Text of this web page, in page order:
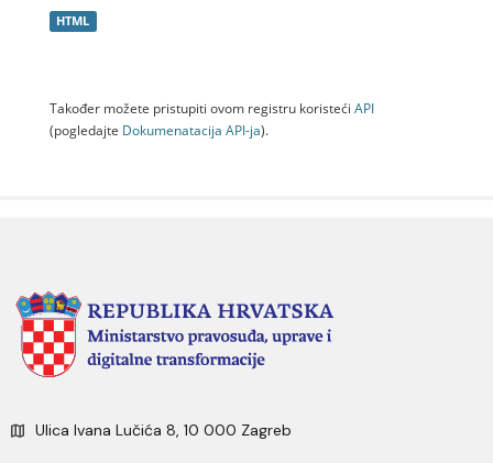
HTML
Također možete pristupiti ovom registru koristeći API
(pogledajte Dokumenаtаcijа API-jа).